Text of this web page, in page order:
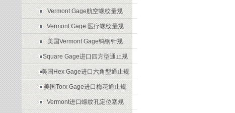
Vermont Gage航空螺纹量规
Vermont Gage 医疗螺纹量规
美国Vermont Gage钨钢针规
Square Gage进口四方型通止规
美国Hex Gage进口六角型通止规
美国Torx Gage进口梅花通止规
Vermont进口螺纹孔定位塞规